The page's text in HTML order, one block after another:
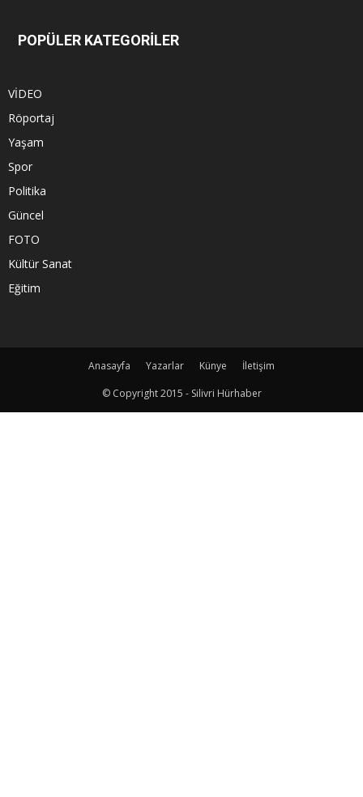
POPÜLER KATEGORİLER
VİDEO
Röportaj
Yaşam
Spor
Politika
Güncel
FOTO
Kültür Sanat
Eğitim
Anasayfa Yazarlar Künye
İletişim
© Copyright 2015 - Silivri Hürhaber